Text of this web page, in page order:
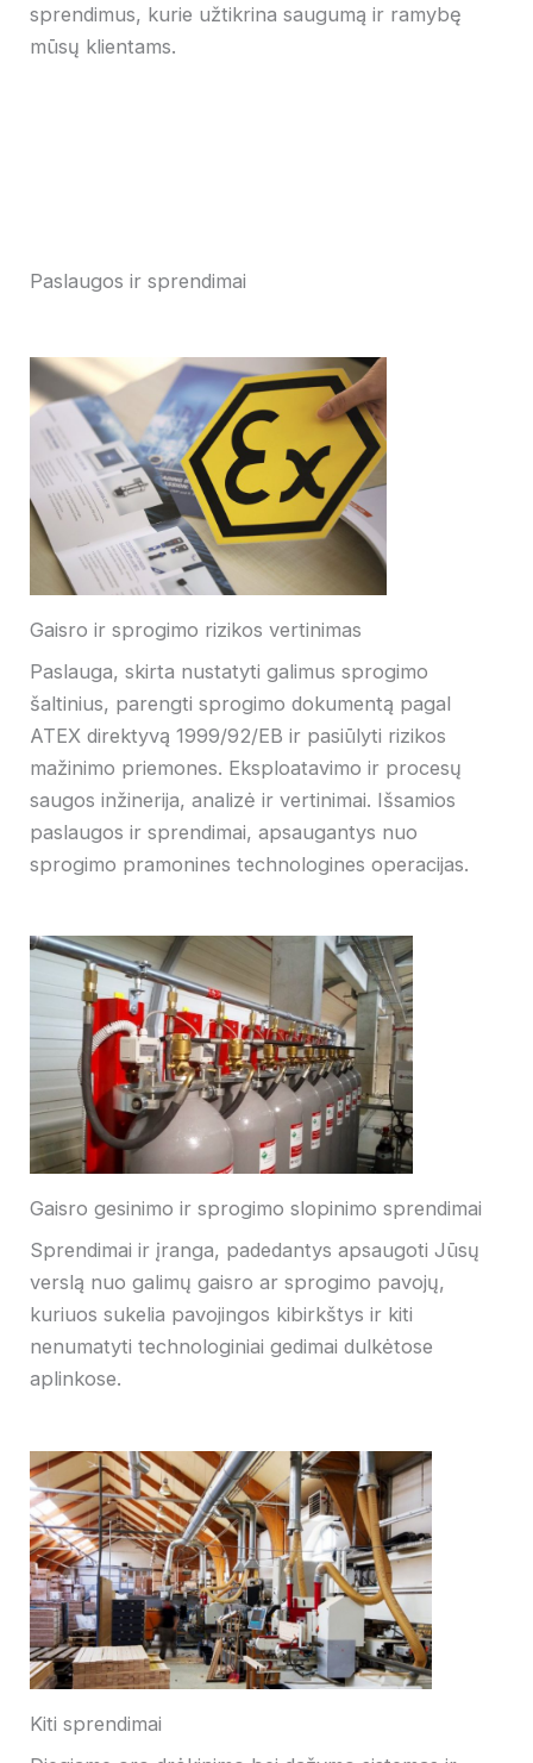
sprendimus, kurie užtikrina saugumą ir ramybę
mūsų klientams.
Paslaugos ir sprendimai
Gaisro ir sprogimo rizikos vertinimas
Paslauga, skirta nustatyti galimus sprogimo
šaltinius, parengti sprogimo dokumentą pagal
ATEX direktyvą 1999/92/EB ir pasiūlyti rizikos
mažinimo priemones. Eksploatavimo ir procesų
saugos inžinerija, analizė ir vertinimai. Išsamios
paslaugos ir sprendimai, apsaugantys nuo
sprogimo pramonines technologines operacijas.
Gaisro gesinimo ir sprogimo slopinimo sprendimai
Sprendimai ir įranga, padedantys apsaugoti Jūsų
verslą nuo galimų gaisro ar sprogimo pavojų,
kuriuos sukelia pavojingos kibirkštys ir kiti
nenumatyti technologiniai gedimai dulkėtose
aplinkose.
Kiti sprendimai